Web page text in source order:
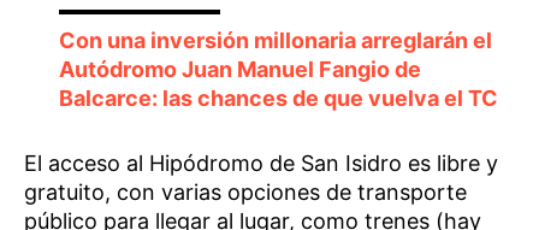
Con una inversión millonaria arreglarán el
Autódromo Juan Manuel Fangio de
Balcarce: las chances de que vuelva el TC
El acceso al Hipódromo de San Isidro es libre y
gratuito, con varias opciones de transporte
público para llegar al lugar, como trenes (hay